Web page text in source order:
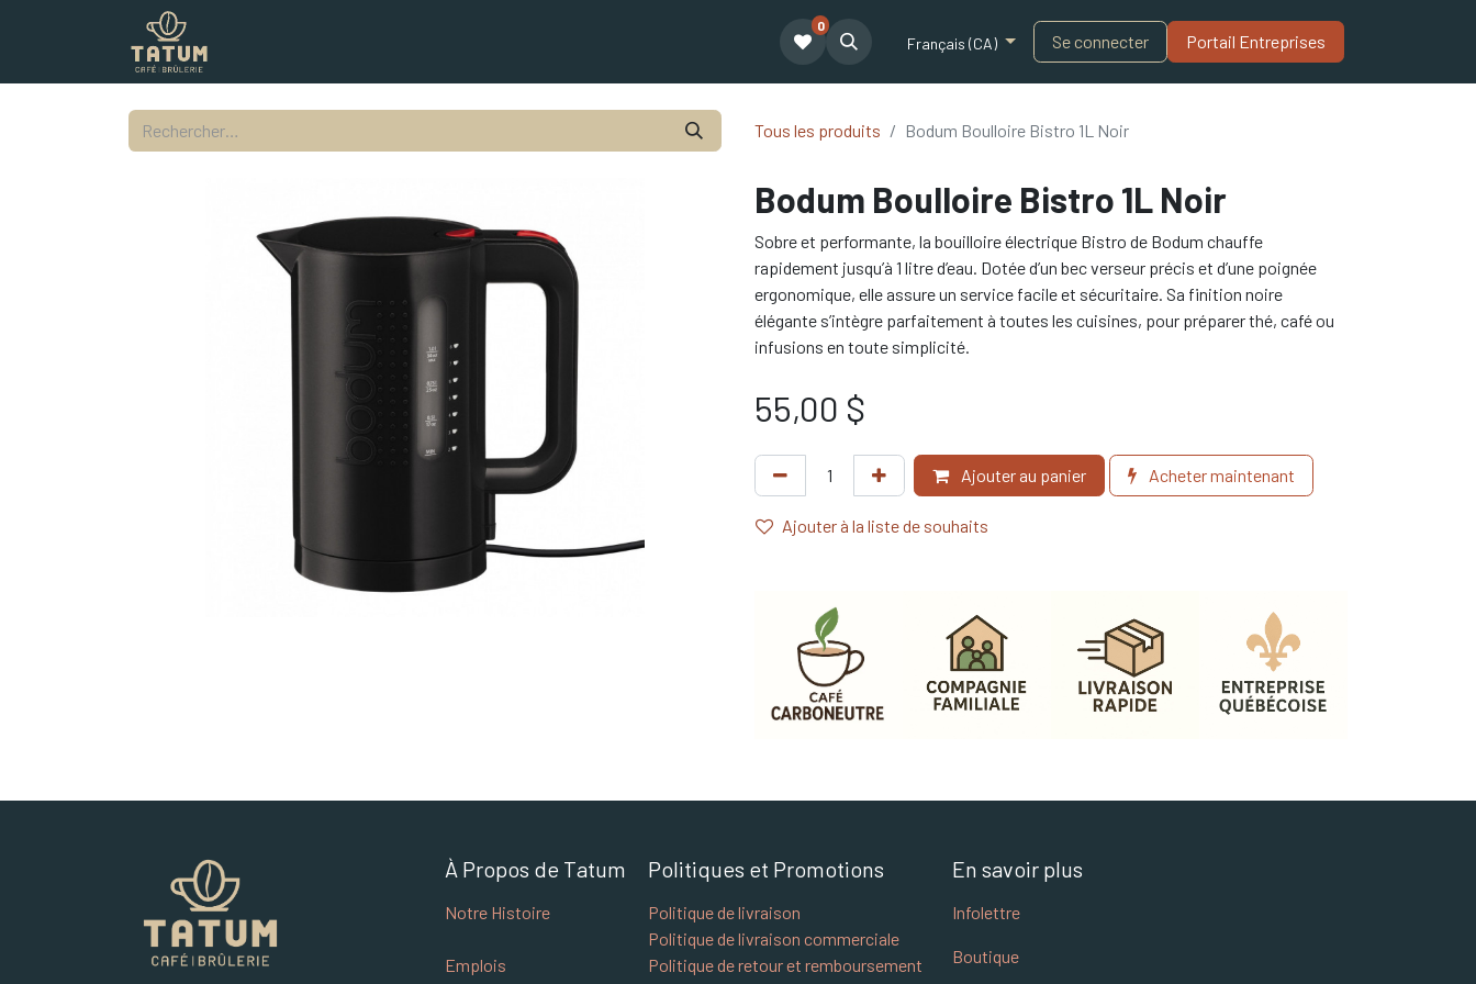
Notre équipe Partenariat Blogue
0
Français (CA) Se connecter Portail Entreprises​
Tous les produits Bodum Boulloire Bistro 1L Noir
Bodum Boulloire Bistro 1L Noir
Sobre et performante, la bouilloire électrique Bistro de Bodum chauffe
rapidement jusqu’à 1 litre d’eau. Dotée d’un bec verseur précis et d’une poignée
ergonomique, elle assure un service facile et sécuritaire. Sa finition noire
élégante s’intègre parfaitement à toutes les cuisines, pour préparer thé, café ou
infusions en toute simplicité.
55,00 $
Ajouter au panier Acheter maintenant
Ajouter à la liste de souhaits
En savoir plus
Infolettre
Boutique
À Propos de Tatum
Notre Histoire
Emplois
Politiques et Promotions
Politique de livraison
Politique de livraison commerciale
Politique de retour et remboursement